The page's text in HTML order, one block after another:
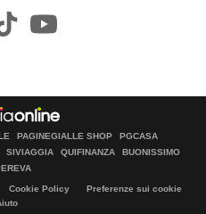
PAGINEGIALLE SHOP
PGCASA
SIVIAGGIA QUIFINANZA
BUONISSIMO
Cookie Policy
Preferenze sui cookie